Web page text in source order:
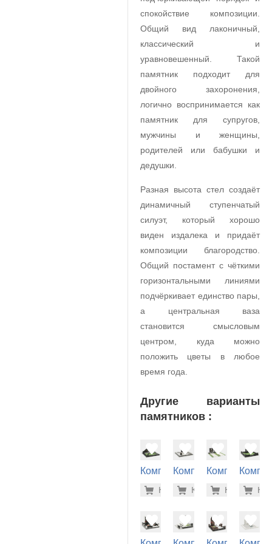
спокойствие композиции.
Общий вид лаконичный,
классический и
уравновешенный. Такой
памятник подходит для
двойного захоронения,
логично воспринимается как
памятник для супругов,
мужчины и женщины,
родителей или бабушки и
дедушки.
Разная высота стел создаёт
динамичный ступенчатый
силуэт, который хорошо
виден издалека и придаёт
композиции благородство.
Общий постамент с чёткими
горизонтальными линиями
подчёркивает единство пары,
а центральная ваза
становится смысловым
центром, куда можно
положить цветы в любое
время года.
Другие варианты
памятников :
Комплекс
могилу
-7%
Купить
Комплекс
могилу
-7%
Купить
Комплекс
могилу
-
Купитьмогилу